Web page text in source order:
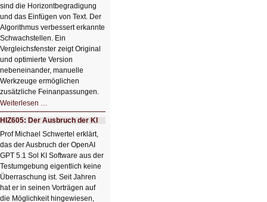
sind die Horizontbegradigung
und das Einfügen von Text. Der
Algorithmus verbessert erkannte
Schwachstellen. Ein
Vergleichsfenster zeigt Original
und optimierte Version
nebeneinander, manuelle
Werkzeuge ermöglichen
zusätzliche Feinanpassungen.
Weiterlesen …
Bildverschönerung
mit
einem
Klick
HIZ606:
Bildverschönerung
mit
einem
Klick
HIZ605: Der Ausbruch der KI
Prof Michael Schwertel erklärt,
das der Ausbruch der OpenAI
GPT 5.1 Sol KI Software aus der
Testumgebung eigentlich keine
Überraschung ist. Seit Jahren
hat er in seinen Vorträgen auf
die Möglichkeit hingewiesen,